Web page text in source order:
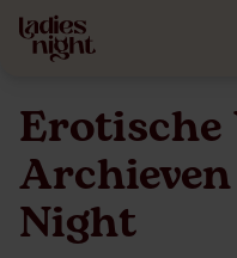
Erotische
Night